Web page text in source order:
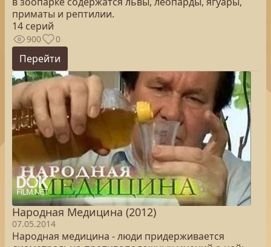
приматы и рептилии.
14 серий
900 0
Перейти
Народная Медицина (2012)
07.05.2014
Народная медицина - люди придерживается